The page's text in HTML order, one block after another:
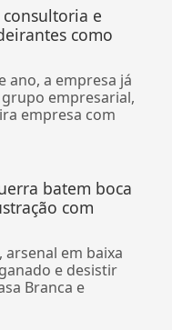
e
como
ano, a empresa já
empresarial,
empresa com
batem boca
com
em baixa
e desistir
Branca e